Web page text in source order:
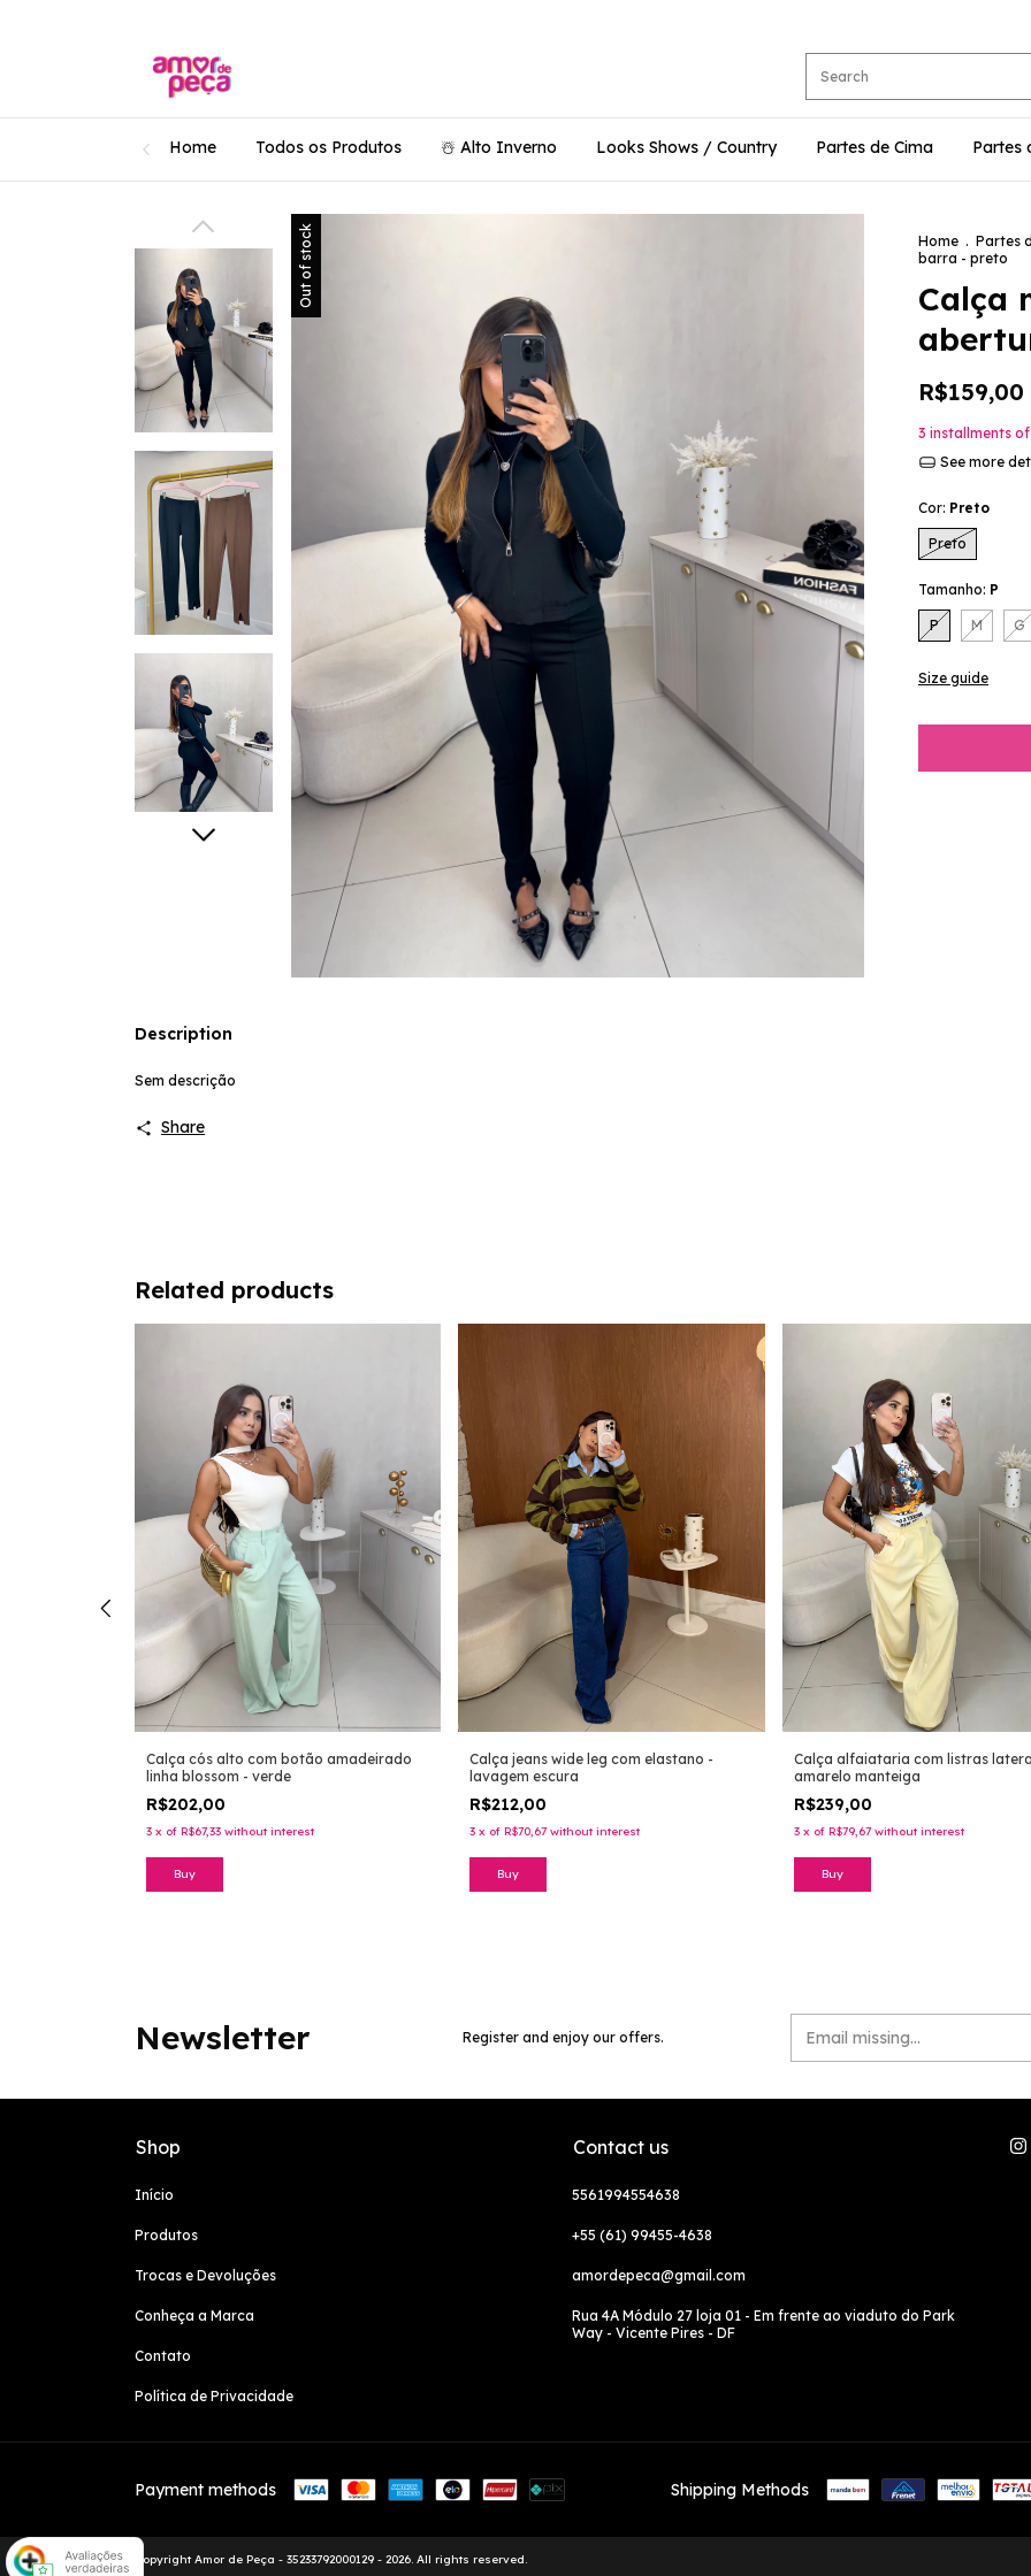
Home Todos os Produtos ☃️ Alto Inverno Looks Shows / Country Partes de Cima Partes
Out of stock Home . Partes
barra - preto
Calça
R$159,00
3 installments
See more
Cor: Preto
Preto
Tamanho: P
P M G
Size guide
Description
Sem descrição
Share
Related products
Calça cós alto com botão amadeirado
linha blossom - verde
R$202,00
3 x of R$67,33 without interest
Buy
Calça jeans wide leg com elastano -
lavagem escura
R$212,00
3 x ofR$70,67 without interest
Buy
Calça alfaiataria com listras
amarelo manteiga
R$239,00
3 x of R$79,67 without interest
Buy
Newsletter Register and enjoy our offers.
Shop
Início
Produtos
Trocas e Devoluções
Conheça a Marca
Contato
Política de Privacidade
Contact us
5561994554638
+55 (61) 99455-4638
amordepeca@gmail.com
Rua 4A Módulo 27 loja 01 - Em frente ao viaduto do Park
Way - Vicente Pires - DF
Payment methods Shipping Methods
Copyright Amor de Peça - 35233792000129 - 2026. All rights reserved.